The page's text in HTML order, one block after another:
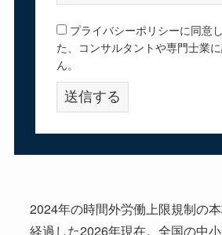
プライバシーポリシーに同意
た、コンサルタントや専門士業
ん。
2024年の時間外労働上限規制の
経過した2026年現在。全国の中